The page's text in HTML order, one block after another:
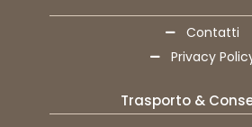
Contatti
Privacy
Trasporto &